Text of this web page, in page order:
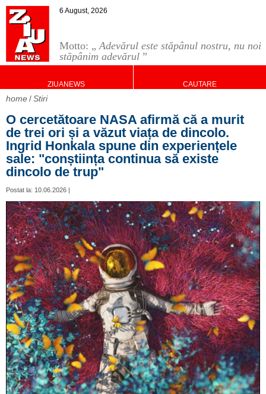
Motto: „Adevărul este stăpânul nostru, nu noi
stăpânim adevărul ”
6 August, 2026
ZIUANEWS CAUTARE
home Stiri
O cercetătoare NASA afirmă că a murit
de trei ori și a văzut viața de dincolo.
Ingrid Honkala spune din experiențele
sale: "conștiința continua să existe
dincolo de trup"
Postat la: 10.06.2026 |